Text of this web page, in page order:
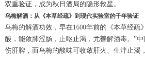
双重验证，成为秋日酒局的隐形救星。
乌梅解酒：从《本草经疏》到现代实验室的千年验证
乌梅的解酒功效，早在1600年前的《本草经疏
酸，能敛肺涩肠，止呕止渴，尤善解酒毒。”
伤肝脾，而乌梅的酸味可收敛肝火、生津止渴